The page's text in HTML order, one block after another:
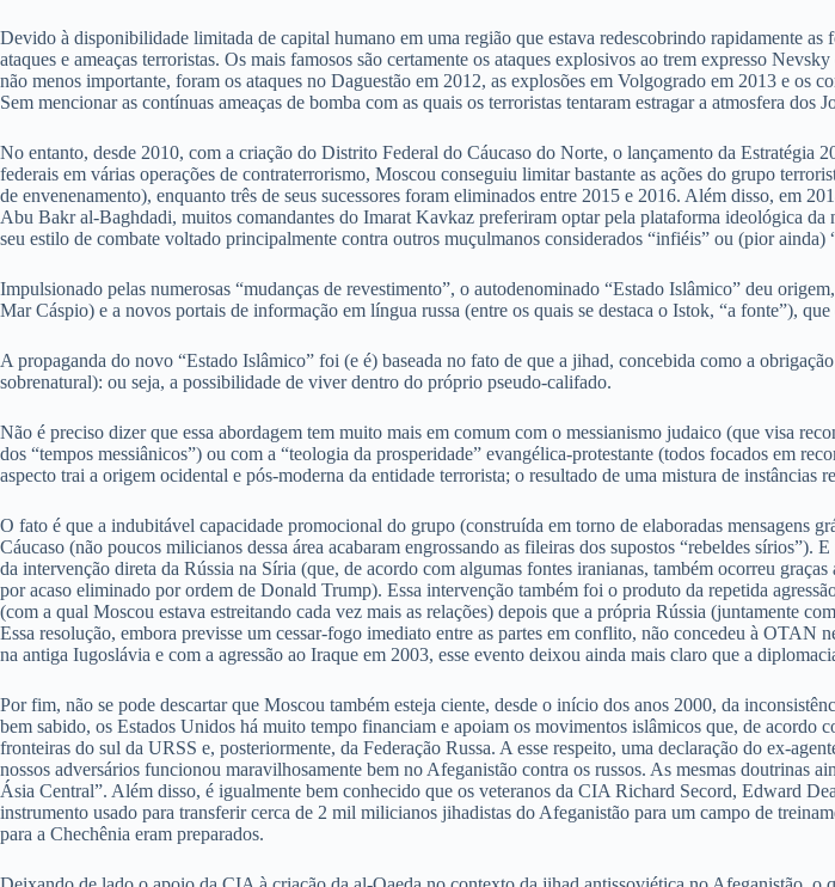
Devido à disponibilidade limitada de capital humano em uma região que estava redescobrindo rapidamente
ataques e ameaças terroristas. Os mais famosos são certamente os ataques explosivos ao trem expresso
não menos importante, foram os ataques no Daguestão em 2012, as explosões em Volgogrado em 2013 e
Sem mencionar as contínuas ameaças de bomba com as quais os terroristas tentaram estragar a atmosfera
No entanto, desde 2010, com a criação do Distrito Federal do Cáucaso do Norte, o lançamento da Estratégia
federais em várias operações de contraterrorismo, Moscou conseguiu limitar bastante as ações do grupo
de envenenamento), enquanto três de seus sucessores foram eliminados entre 2015 e 2016. Além disso, em
Abu Bakr al-Baghdadi, muitos comandantes do Imarat Kavkaz preferiram optar pela plataforma ideológica
seu estilo de combate voltado principalmente contra outros muçulmanos considerados “infiéis” ou (pior
Impulsionado pelas numerosas “mudanças de revestimento”, o autodenominado “Estado Islâmico” deu
Mar Cáspio) e a novos portais de informação em língua russa (entre os quais se destaca o Istok, “a fonte”),
A propaganda do novo “Estado Islâmico” foi (e é) baseada no fato de que a jihad, concebida como a
sobrenatural): ou seja, a possibilidade de viver dentro do próprio pseudo-califado.
Não é preciso dizer que essa abordagem tem muito mais em comum com o messianismo judaico (que visa
dos “tempos messiânicos”) ou com a “teologia da prosperidade” evangélica-protestante (todos focados em
aspecto trai a origem ocidental e pós-moderna da entidade terrorista; o resultado de uma mistura de
O fato é que a indubitável capacidade promocional do grupo (construída em torno de elaboradas mensagens
Cáucaso (não poucos milicianos dessa área acabaram engrossando as fileiras dos supostos “rebeldes
da intervenção direta da Rússia na Síria (que, de acordo com algumas fontes iranianas, também ocorreu
por acaso eliminado por ordem de Donald Trump). Essa intervenção também foi o produto da repetida
(com a qual Moscou estava estreitando cada vez mais as relações) depois que a própria Rússia (juntamente
Essa resolução, embora previsse um cessar-fogo imediato entre as partes em conflito, não concedeu à
na antiga Iugoslávia e com a agressão ao Iraque em 2003, esse evento deixou ainda mais claro que a
Por fim, não se pode descartar que Moscou também esteja ciente, desde o início dos anos 2000, da
bem sabido, os Estados Unidos há muito tempo financiam e apoiam os movimentos islâmicos que, de
fronteiras do sul da URSS e, posteriormente, da Federação Russa. A esse respeito, uma declaração do ex-
nossos adversários funcionou maravilhosamente bem no Afeganistão contra os russos. As mesmas doutrinas
Ásia Central”. Além disso, é igualmente bem conhecido que os veteranos da CIA Richard Secord, Edward
instrumento usado para transferir cerca de 2 mil milicianos jihadistas do Afeganistão para um campo de
para a Chechênia eram preparados.